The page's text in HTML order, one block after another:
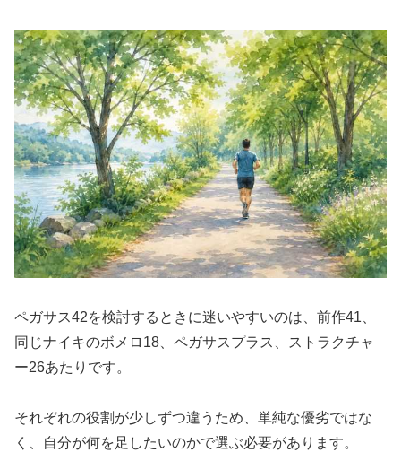
ペガサス42を検討するときに迷いやすいのは、前作41、
同じナイキのボメロ18、ペガサスプラス、ストラクチャ
ー26あたりです。
それぞれの役割が少しずつ違うため、単純な優劣ではな
く、自分が何を足したいのかで選ぶ必要があります。